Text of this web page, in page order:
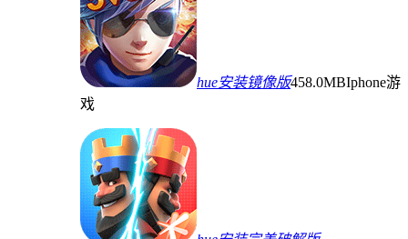
hue安装镜像版458.0MBIphone游
戏